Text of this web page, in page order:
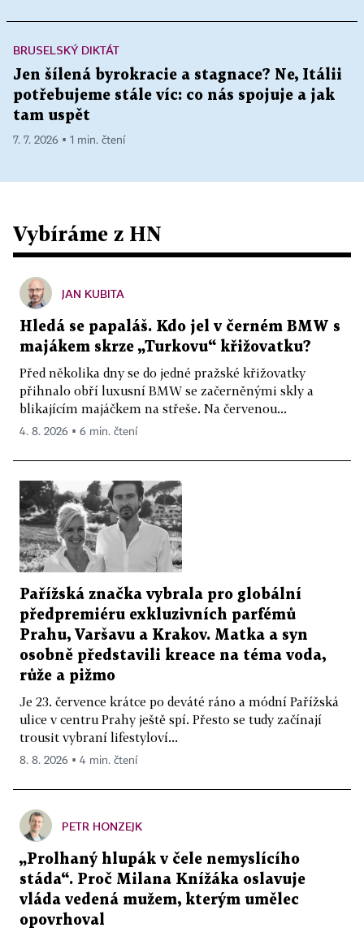
BRUSELSKÝ DIKTÁT
Jen šílená byrokracie a stagnace? Ne, Itálii
potřebujeme stále víc: co nás spojuje a jak
tam uspět
7. 7. 2026 ▪ 1 min. čtení
Vybíráme z HN
JAN KUBITA
Hledá se papaláš. Kdo jel v černém BMW s
majákem skrze „Turkovu“ křižovatku?
Před několika dny se do jedné pražské křižovatky
přihnalo obří luxusní BMW se začerněnými skly a
blikajícím majáčkem na střeše. Na červenou...
4. 8. 2026 ▪ 6 min. čtení
Pařížská značka vybrala pro globální
předpremiéru exkluzivních parfémů
Prahu, Varšavu a Krakov. Matka a syn
osobně představili kreace na téma voda,
růže a pižmo
Je 23. července krátce po deváté ráno a módní Pařížská
ulice v centru Prahy ještě spí. Přesto se tudy začínají
trousit vybraní lifestyloví...
8. 8. 2026 ▪ 4 min. čtení
PETR HONZEJK
„Prolhaný hlupák v čele nemyslícího
stáda“. Proč Milana Knížáka oslavuje
vláda vedená mužem, kterým umělec
opovrhoval